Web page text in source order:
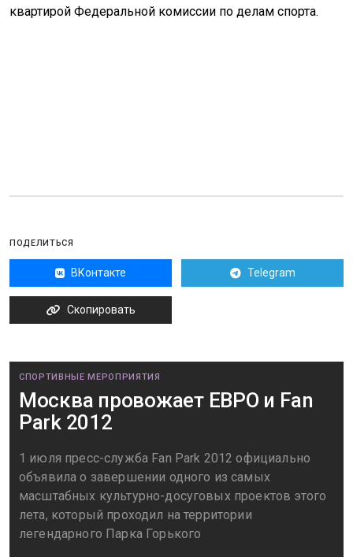
квартирой Федеральной комиссии по делам спорта.
ПОДЕЛИТЬСЯ
ВКонтакте Telegram
Скопировать
СПОРТИВНЫЕ МЕРОПРИЯТИЯ
Москва провожает ЕВРО и Fan
Park 2012
1 июля пресс-служба Fan Park 2012 официально
объявила о завершении одного из самых
масштабных культурно-досуговых проектов этого
лета, который проходил на территории
легендарного Парка Горького